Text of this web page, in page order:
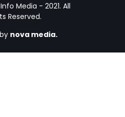
Media - 2021. All
Reserved.
nova media.